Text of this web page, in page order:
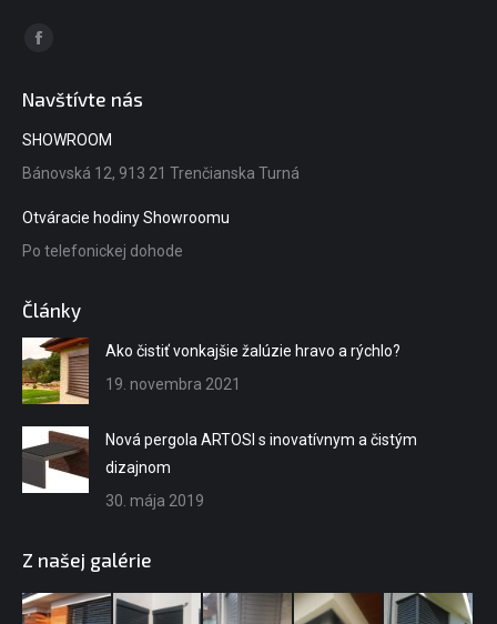
Find us on:
opens
in
new
Navštívte nás
SHOWROOM
Bánovská 12, 913 21 Trenčianska Turná
Otváracie hodiny Showroomu
Po telefonickej dohode
Články
Ako čistiť vonkajšie žalúzie hravo a rýchlo?
19. novembra 2021
Nová pergola ARTOSI s inovatívnym a čistým
dizajnom
30. mája 2019
Z našej galérie